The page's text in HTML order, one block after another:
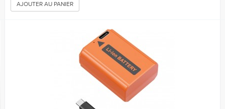
AJOUTER AU PANIER